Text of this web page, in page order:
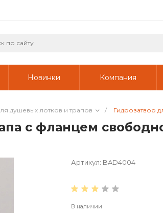
Новинки Компания
душевых лотков и трапов / Гидрозатвор
с фланцем
Артикул: BAD4004
В наличии